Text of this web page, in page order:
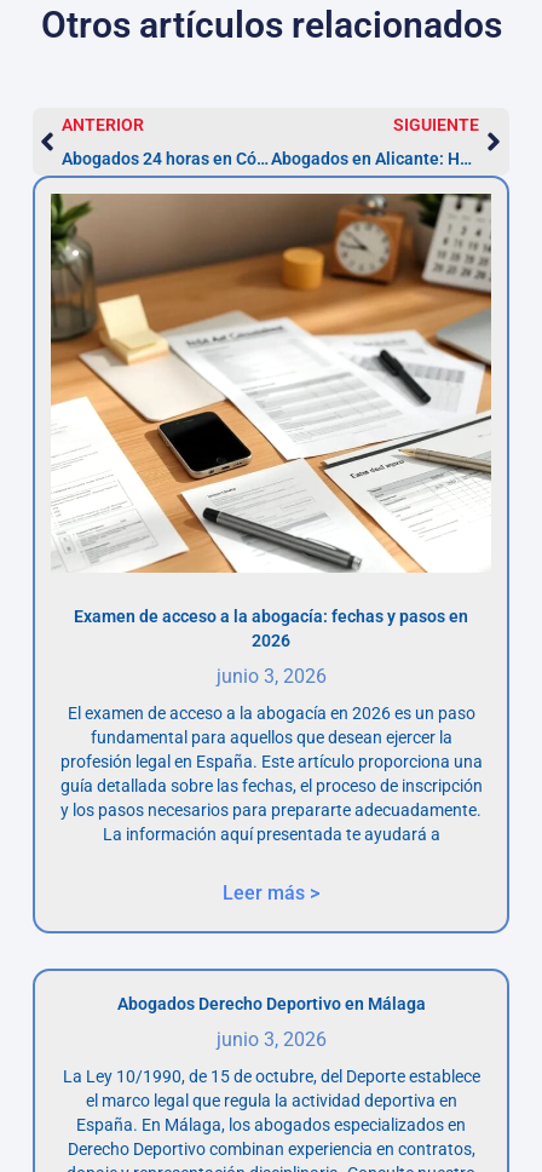
Otros artículos relacionados
ANTERIOR
Abogados 24 horas en Córdoba | Asesor.Legal
SIGUIENTE
Abogados en Alicante: Herencias Internacionales
Examen de acceso a la abogacía: fechas y pasos en
2026
junio 3, 2026
El examen de acceso a la abogacía en 2026 es un paso
fundamental para aquellos que desean ejercer la
profesión legal en España. Este artículo proporciona una
guía detallada sobre las fechas, el proceso de inscripción
y los pasos necesarios para prepararte adecuadamente.
La información aquí presentada te ayudará a
Leer más >
Abogados Derecho Deportivo en Málaga
junio 3, 2026
La Ley 10/1990, de 15 de octubre, del Deporte establece
el marco legal que regula la actividad deportiva en
España. En Málaga, los abogados especializados en
Derecho Deportivo combinan experiencia en contratos,